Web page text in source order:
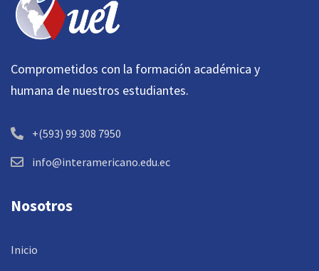
Comprometidos con la formación académica y
humana de nuestros estudiantes.
+(593) 99 308 7950
info@interamericano.edu.ec
Nosotros
Inicio